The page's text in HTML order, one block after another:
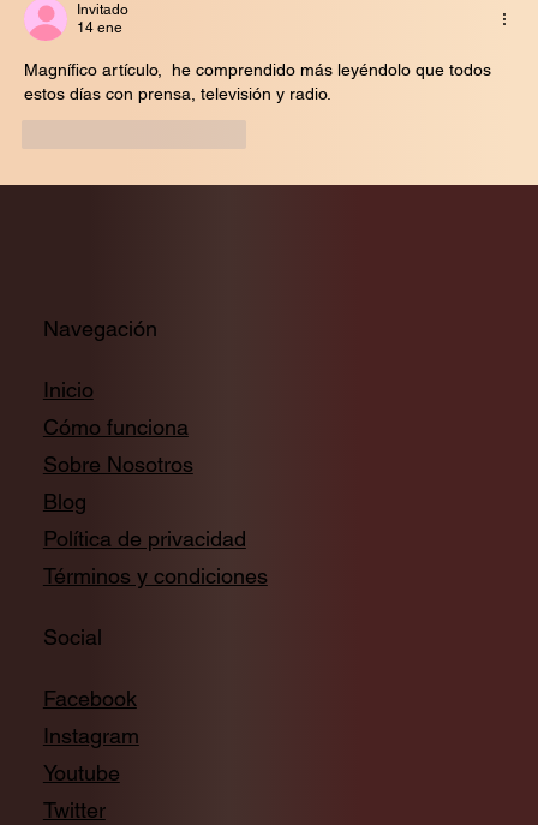
Invitado
14 ene
Magnífico artículo,  he comprendido más leyéndolo que todos
estos días con prensa, televisión y radio.
Social
Facebook
Instagram
Youtube
Twitter
Navegación
Inicio
Cómo funciona
Sobre Nosotros
Blog
Política de privacidad
Términos y condiciones